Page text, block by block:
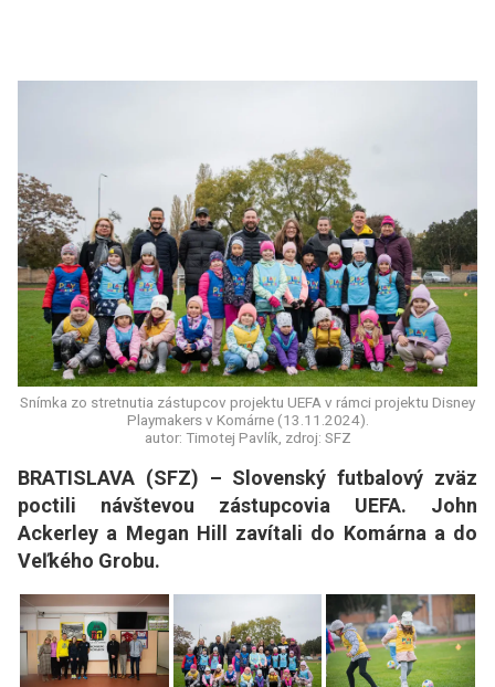
Snímka zo stretnutia zástupcov projektu UEFA v rámci projektu Disney
Playmakers v Komárne (13.11.2024).
autor: Timotej Pavlík, zdroj: SFZ
BRATISLAVA (SFZ) – Slovenský futbalový zväz
poctili návštevou zástupcovia UEFA. John
Ackerley a Megan Hill zavítali do Komárna a do
Veľkého Grobu.